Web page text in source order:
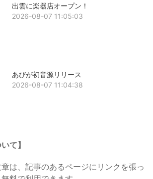
出雲に楽器店オープン！
2026-08-07 11:05:03
あびが初音源リリース
2026-08-07 11:04:38
て】
は、記事のあるページにリンクを張っ